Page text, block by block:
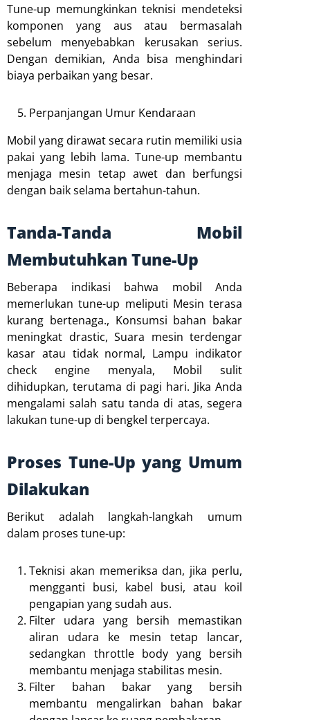
Tune-up memungkinkan teknisi mendeteksi
komponen yang aus atau bermasalah
sebelum menyebabkan kerusakan serius.
Dengan demikian, Anda bisa menghindari
biaya perbaikan yang besar.
Perpanjangan Umur Kendaraan
Mobil yang dirawat secara rutin memiliki usia
pakai yang lebih lama. Tune-up membantu
menjaga mesin tetap awet dan berfungsi
dengan baik selama bertahun-tahun.
Tanda-Tanda Mobil
Membutuhkan Tune-Up
Beberapa indikasi bahwa mobil Anda
memerlukan tune-up meliputi Mesin terasa
kurang bertenaga., Konsumsi bahan bakar
meningkat drastic, Suara mesin terdengar
kasar atau tidak normal, Lampu indikator
check engine menyala, Mobil sulit
dihidupkan, terutama di pagi hari. Jika Anda
mengalami salah satu tanda di atas, segera
lakukan tune-up di bengkel terpercaya.
Proses Tune-Up yang Umum
Dilakukan
Berikut adalah langkah-langkah umum
dalam proses tune-up:
Teknisi akan memeriksa dan, jika perlu,
mengganti busi, kabel busi, atau koil
pengapian yang sudah aus.
Filter udara yang bersih memastikan
aliran udara ke mesin tetap lancar,
sedangkan throttle body yang bersih
membantu menjaga stabilitas mesin.
Filter bahan bakar yang bersih
membantu mengalirkan bahan bakar